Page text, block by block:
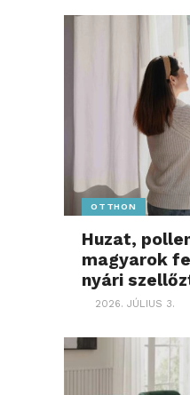
OTTHON
Huzat,
magyarok
nyári
2026. JÚLIUS 3.